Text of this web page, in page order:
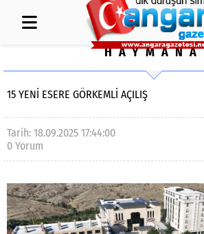
HAYMANA
15 YENI ESERE GÖRKEMLI AÇILIŞ
Tarih: 18.09.2025 17:44:00
0 Yorum